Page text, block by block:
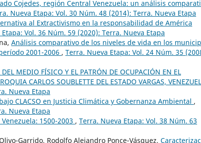
Cojedes, región Central Venezuela: un análisis
Nueva Etapa: Vol. 30 Núm. 48 (2014): Terra. Nueva Etapa
al Extractivismo en la responsabilidad de América
Vol. 36 Núm. 59 (2020): Terra. Nueva Etapa
Análisis comparativo de los niveles de vida en los
2001-2006 , Terra. Nueva Etapa: Vol. 24 Núm. 35
MEDIO FÍSICO Y EL PATRÓN DE OCUPACIÓN EN EL
CARLOS SOUBLETTE DEL ESTADO VARGAS,
Nueva Etapa
CLACSO en Justicia Climática y Gobernanza Ambiental ,
Nueva Etapa
1500-2003 , Terra. Nueva Etapa: Vol. 38 Núm. 63
Garrido, Rodolfo Alejandro Ponce-Vásquez,